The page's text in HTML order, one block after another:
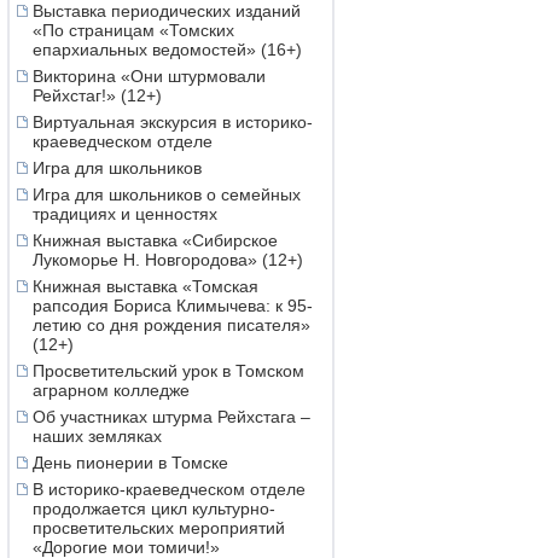
Выставка периодических изданий
«По страницам «Томских
епархиальных ведомостей» (16+)
Викторина «Они штурмовали
Рейхстаг!» (12+)
Виртуальная экскурсия в историко-
краеведческом отделе
Игра для школьников
Игра для школьников о семейных
традициях и ценностях
Книжная выставка «Сибирское
Лукоморье Н. Новгородова» (12+)
Книжная выставка «Томская
рапсодия Бориса Климычева: к 95-
летию со дня рождения писателя»
(12+)
Просветительский урок в Томском
аграрном колледже
Об участниках штурма Рейхстага –
наших земляках
День пионерии в Томске
В историко-краеведческом отделе
продолжается цикл культурно-
просветительских мероприятий
«Дорогие мои томичи!»